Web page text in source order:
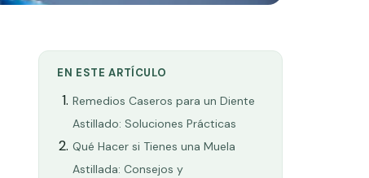
EN ESTE ARTÍCULO
Remedios Caseros para un Diente
Astillado: Soluciones Prácticas
Qué Hacer si Tienes una Muela
Astillada: Consejos y